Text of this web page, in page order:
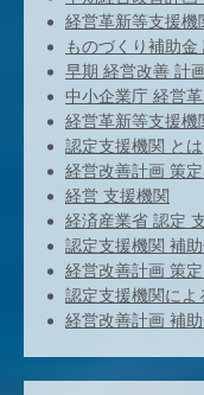
経営革新等支援機
ものづくり補助金
早期 経営改善 計
中小企業庁 経営
経営革新等支援機
認定支援機関 とは
経営改善計画 策
経営 支援機関
経済産業省 認定
認定支援機関 補
経営改善計画 策
認定支援機関によ
経営改善計画 補